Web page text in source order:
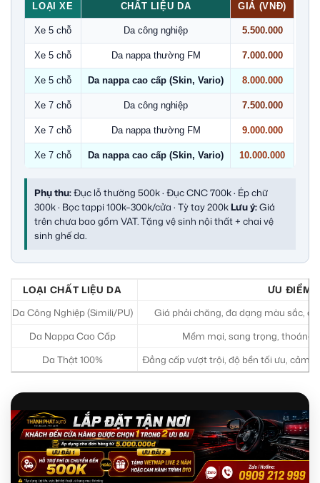
LOẠI XE CHẤT LIỆU DA GIÁ (VNĐ)
Xe 5 chỗ Da công nghiệp 5.500.000
Xe 5 chỗ Da nappa thường FM 7.000.000
Xe 5 chỗ Da nappa cao cấp (Skin, Vario) 8.000.000
Xe 7 chỗ Da công nghiệp 7.500.000
Xe 7 chỗ Da nappa thường FM 9.000.000
Xe 7 chỗ Da nappa cao cấp (Skin, Vario) 10.000.000
Phụ thu:Đục lỗ thường 500k · Đục CNC 700k · Ép chữ
300k · Bọc tappi 100k–300k/cửa · Tỳ tay 200kLưu ý:Giá
trên chưa bao gồm VAT. Tặng vệ sinh nội thất + chai vệ
sinh ghế da.
LOẠI CHẤT LIỆU DA
ƯU ĐIỂM
Da Công Nghiệp (Simili/PU)
Giá phải chăng, đa dạng màu sắc,
Da Nappa Cao Cấp
Mềm mại, sang trọng, thoáng
Da Thật 100%
Đẳng cấp vượt trội, độ bền tối ưu, cảm